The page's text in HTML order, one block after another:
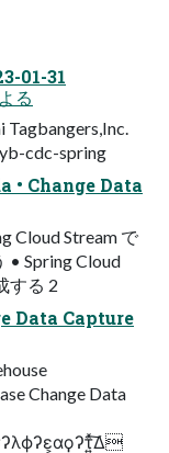
01-31
る
cdc-spring
• Change Data
Cloud Stream で
• Spring Cloud
する 2
Data Capture
Change Data